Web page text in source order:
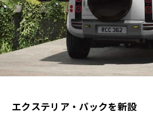
エクステリア・パックを新設